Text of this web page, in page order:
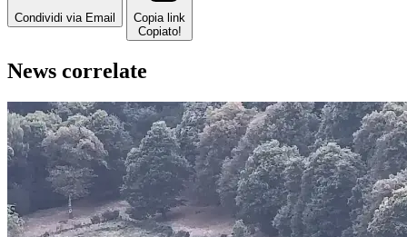
Condividi via Email
Copia link
Copiato!
News correlate